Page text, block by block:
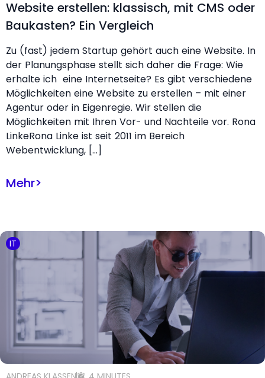
Website erstellen: klassisch, mit CMS oder
Baukasten? Ein Vergleich
Zu (fast) jedem Startup gehört auch eine Website. In
der Planungsphase stellt sich daher die Frage: Wie
erhalte ich eine Internetseite? Es gibt verschiedene
Möglichkeiten eine Website zu erstellen – mit einer
Agentur oder in Eigenregie. Wir stellen die
Möglichkeiten mit Ihren Vor- und Nachteile vor. Rona
LinkeRona Linke ist seit 2011 im Bereich
Webentwicklung, […]
Mehr>
IT